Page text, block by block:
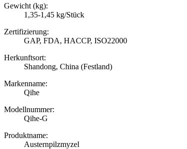
Gewicht (kg):
1,35-1,45 kg/Stück
Zertifizierung:
GAP, FDA, HACCP, ISO22000
Herkunftsort:
Shandong, China (Festland)
Markenname:
Qihe
Modellnummer:
Qihe-G
Produktname:
Austernpilzmyzel